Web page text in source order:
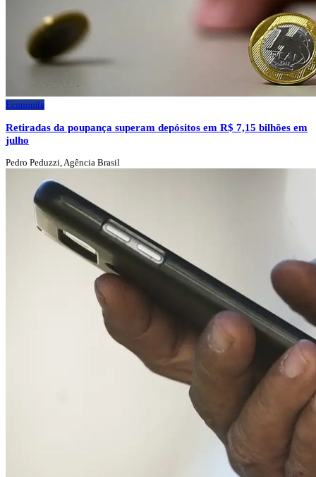
Economia
Retiradas da poupança superam depósitos em R$ 7,15 bilhões em
julho
Pedro Peduzzi, Agência Brasil